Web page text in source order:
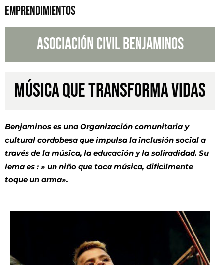
EMPRENDIMIENTOS
ASOCIACIÓN CIVIL BENJAMINOS
MÚSICA QUE TRANSFORMA VIDAS
Benjaminos es una Organización comunitaria y
cultural cordobesa que impulsa la inclusión social a
través de la música, la educación y la soliradidad. Su
lema es : » un niño que toca música, dificilmente
toque un arma».